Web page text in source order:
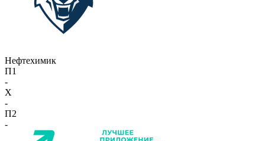
Нефтехимик
П1
-
X
-
П2
-